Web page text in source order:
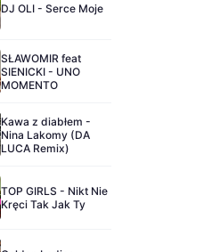
DJ OLI - Serce Moje
SŁAWOMIR feat
SIENICKI - UNO
MOMENTO
Kawa z diabłem -
Nina Lakomy (DA
LUCA Remix)
TOP GIRLS - Nikt Nie
Kręci Tak Jak Ty